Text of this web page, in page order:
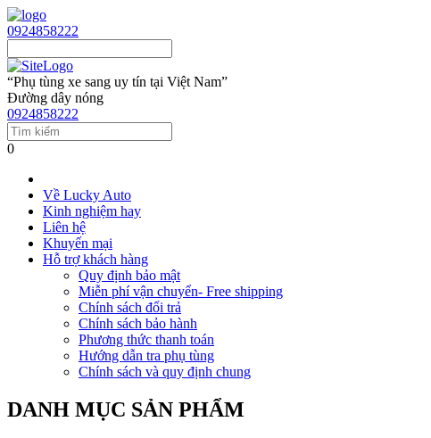
0924858222
“Phụ tùng xe sang uy tín tại Việt Nam”
Đường dây nóng
0924858222
0
Về Lucky Auto
Kinh nghiệm hay
Liên hệ
Khuyến mại
Hỗ trợ khách hàng
Quy định bảo mật
Miễn phí vận chuyển- Free shipping
Chính sách đổi trả
Chính sách bảo hành
Phương thức thanh toán
Hướng dẫn tra phụ tùng
Chính sách và quy định chung
DANH MỤC SẢN PHẨM